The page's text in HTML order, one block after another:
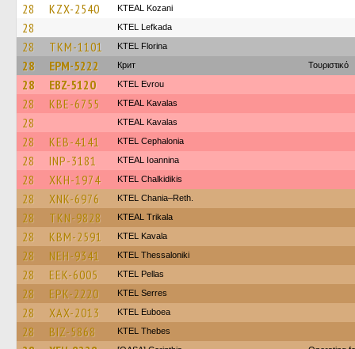
28 KZX-2540 KTEAL Kozani
28 KTEL Lefkada
28 TKM-1101 KTEL Florina
28 EPM-5222 Крит Τουριστικό
28 EBZ-5120 KTEL Evrou
28 KBE-6755 KTEAL Kavalas
28 KTEAL Kavalas
28 KEB-4141 KTEL Cephalonia
28 INP-3181 KTEAL Ioannina
28 XKH-1974 ΚΤΕL Chalkidikis
28 XNK-6976 KTEL Chania–Reth.
28 TKN-9828 KTEAL Trikala
28 KBM-2591 KTEL Kavala
28 NEH-9341 KTEL Thessaloniki
28 EEK-6005 KTEL Pellas
28 EPK-2220 KTEL Serres
28 XAX-2013 ΚΤΕL Euboea
28 BIZ-5868 KTEL Thebes